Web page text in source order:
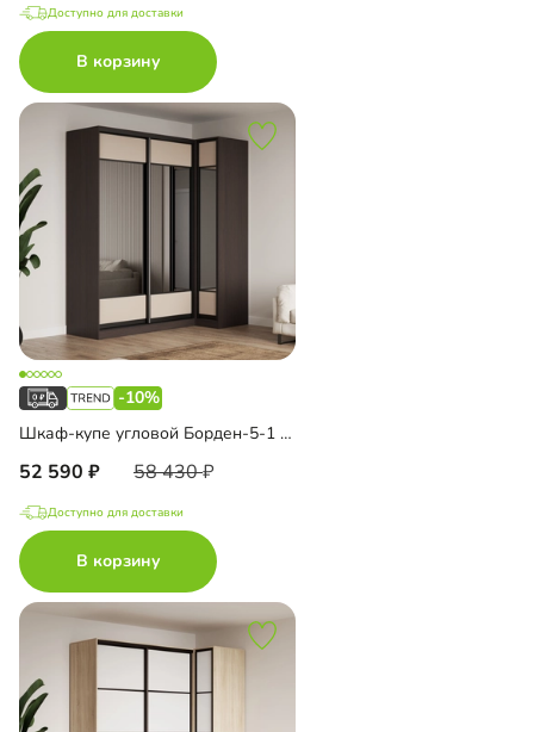
Доступно для доставки
В корзину
-10%
Шкаф-купе угловой Борден-5-1 1000
52 590 58 430
Доступно для доставки
В корзину